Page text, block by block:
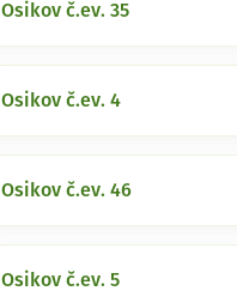
Osikov č.ev. 35
Osikov č.ev. 4
Osikov č.ev. 46
Osikov č.ev. 5